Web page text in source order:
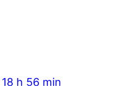
h 56 min